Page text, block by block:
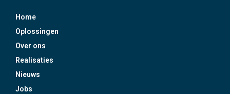
Home
Oplossingen
Over ons
Realisaties
Nieuws
Jobs